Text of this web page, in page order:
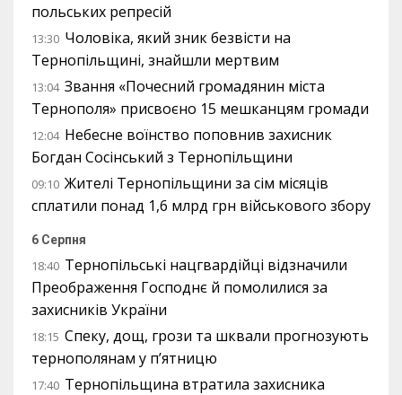
польських репресій
13:30 Чоловіка, який зник безвісти на
Тернопільщині, знайшли мертвим
13:04 Звання «Почесний громадянин міста
Тернополя» присвоєно 15 мешканцям громади
12:04 Небесне воїнство поповнив захисник
Богдан Сосінський з Тернопільщини
09:10 Жителі Тернопільщини за сім місяців
сплатили понад 1,6 млрд грн військового збору
6 Серпня
18:40 Тернопільські нацгвардійці відзначили
Преображення Господнє й помолилися за
захисників України
18:15 Спеку, дощ, грози та шквали прогнозують
тернополянам у п’ятницю
17:40 Тернопільщина втратила захисника